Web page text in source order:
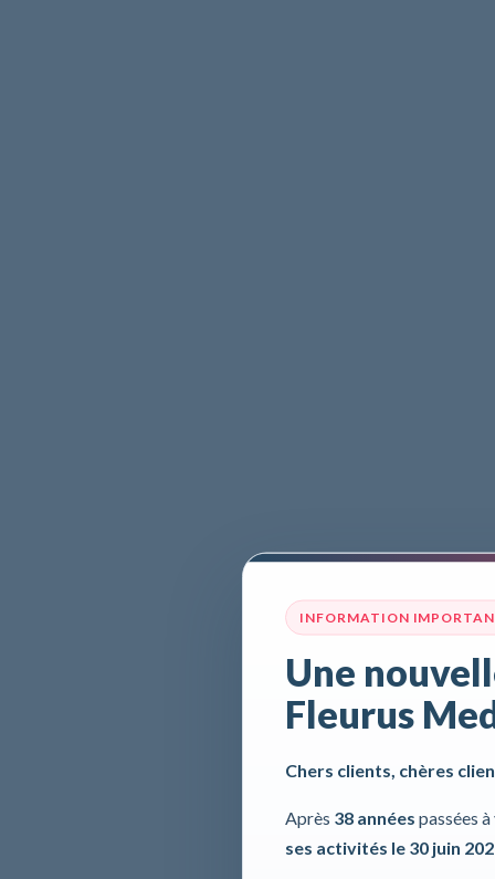
INFORMATION
Une
Fleurus
Chers clients, chères
Après 38 années passées
ses activités le 30 juin